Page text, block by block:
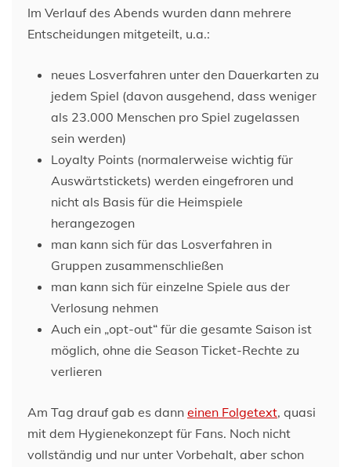
Im Verlauf des Abends wurden dann mehrere
Entscheidungen mitgeteilt, u.a.:
neues Losverfahren unter den Dauerkarten zu
jedem Spiel (davon ausgehend, dass weniger
als 23.000 Menschen pro Spiel zugelassen
sein werden)
Loyalty Points (normalerweise wichtig für
Auswärtstickets) werden eingefroren und
nicht als Basis für die Heimspiele
herangezogen
man kann sich für das Losverfahren in
Gruppen zusammenschließen
man kann sich für einzelne Spiele aus der
Verlosung nehmen
Auch ein „opt-out“ für die gesamte Saison ist
möglich, ohne die Season Ticket-Rechte zu
verlieren
Am Tag drauf gab es dann einen Folgetext, quasi
mit dem Hygienekonzept für Fans. Noch nicht
vollständig und nur unter Vorbehalt, aber schon